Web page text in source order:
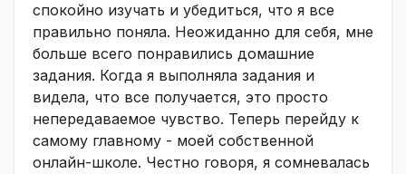
спокойно изучать и убедиться, что я все
правильно поняла. Неожиданно для себя, мне
больше всего понравились домашние
задания. Когда я выполняла задания и
видела, что все получается, это просто
непередаваемое чувство. Теперь перейду к
самому главному - моей собственной
онлайн-школе. Честно говоря, я сомневалась